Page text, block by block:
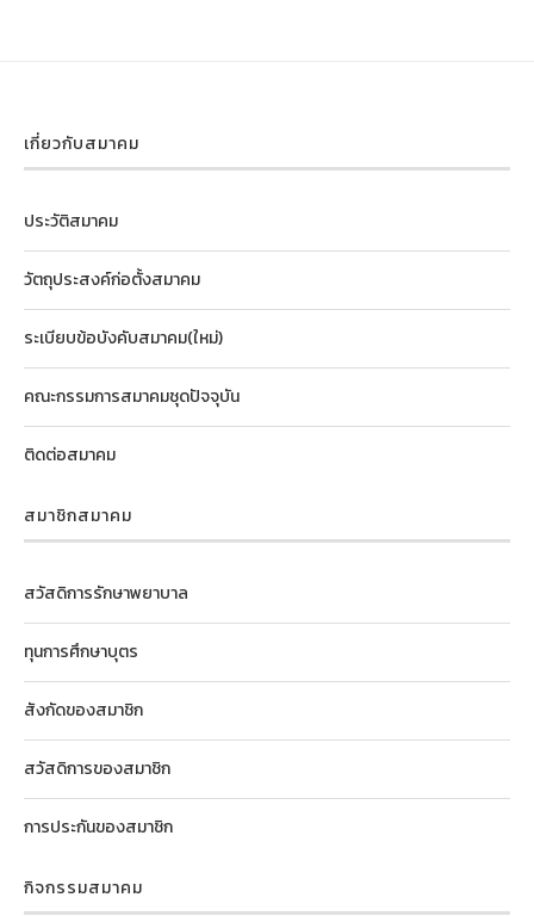
เกี่ยวกับสมาคม
ประวัติสมาคม
วัตถุประสงค์ก่อตั้งสมาคม
ระเบียบข้อบังคับสมาคม(ใหม่)
คณะกรรมการสมาคมชุดปัจจุบัน
ติดต่อสมาคม
สมาชิกสมาคม
สวัสดิการรักษาพยาบาล
ทุนการศึกษาบุตร
สังกัดของสมาชิก
สวัสดิการของสมาชิก
การประกันของสมาชิก
กิจกรรมสมาคม